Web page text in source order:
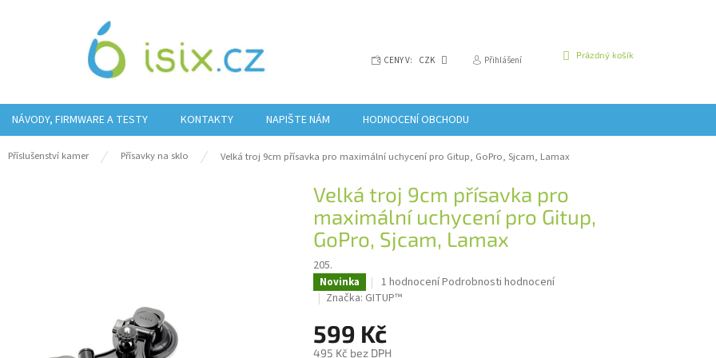
CENY V: CZK Přihlášení
NÁKUPNÍ
Prázdný košík
NÁVODY, FIRMWARE A TESTY KONTAKTY NAPIŠTE NÁM HODNOCENÍ OBCHODU
Příslušenství kamer Přísavky na sklo Velká troj 9cm přísavka pro maximální uchycení pro Gitup, GoPro, Sjcam, Lamax
Velká troj 9cm přísavka pro
maximální uchycení pro Gitup,
GoPro, Sjcam, Lamax
205.
Novinka
Průměrné
hodnocení
je
5,0
1 hodnoceníPodrobnosti hodnocení
Značka: GITUP™
599 Kč
495 Kč bez DPH